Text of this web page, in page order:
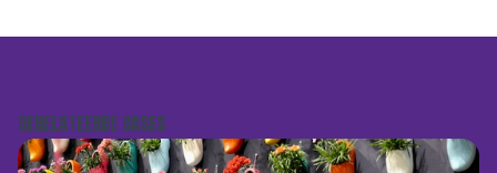
GERELATEERDE CASES